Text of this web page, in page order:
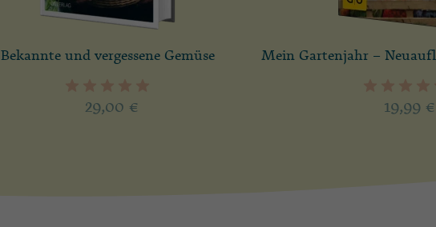
Bekannte und vergessene Gemüse
29,00 €
Mein Gartenjahr –
19,99 €